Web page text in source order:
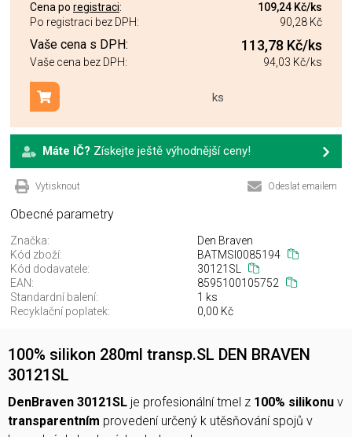
Cena po registraci: 109,24 Kč/ks
Po registraci bez DPH:
90,28 Kč
Vaše cena s DPH: 113,78 Kč/ks
Vaše cena bez DPH: 94,03 Kč/ks
ks
Přidat do košíku
Máte IČ? Získejte ještě výhodnější ceny!
Vytisknout Odeslat emailem
Obecné parametry
Značka:
Den Braven
Kód zboží:
BATMSI0085194
Kód dodavatele:
30121SL
EAN:
8595100105752
Standardní balení:
1 ks
Recyklační poplatek:
0,00 Kč
100% silikon 280ml transp.SL DEN BRAVEN
30121SL
DenBraven 30121SL je profesionální tmel z 100% silikonu v
transparentním provedení určený k utěsňování spojů v